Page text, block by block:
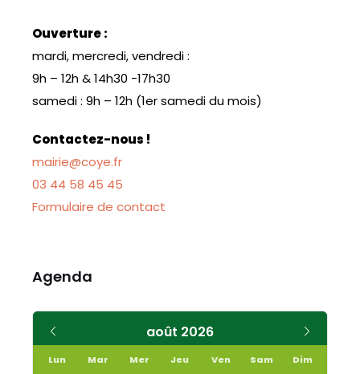
Ouverture :
mardi, mercredi, vendredi :
9h – 12h & 14h30 -17h30
samedi : 9h – 12h (1er samedi du mois)
Contactez-nous !
mairie@coye.fr
03 44 58 45 45
Formulaire de contact
Agenda
août 2026
précédent
Lun Mar Mer Jeu Ven Sam Dim